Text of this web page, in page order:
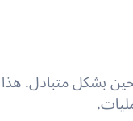
بشكل متبادل.